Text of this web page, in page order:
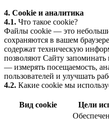
4. Cookie и аналитика
4.1. Что такое cookie?
Файлы cookie — это
сохраняются в вашем
содержат техническую
позволяют Сайту
— измерять посещаемость,
пользователей и улучшать
4.2. Какие cookie мы
Вид cookie Цели